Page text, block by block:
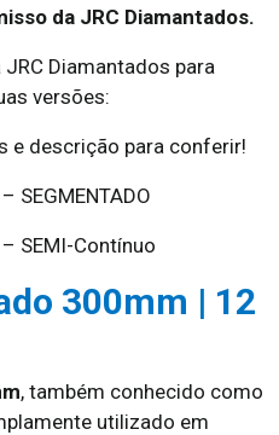
da JRC Diamantados.
Diamantados para
versões:
e descrição para conferir!
SEGMENTADO
SEMI-Contínuo
300mm | 12
, também conhecido como
utilizado em